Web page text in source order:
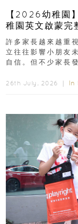
【2026幼稚園
稚園英文啟蒙完
許多家長越來越重
立往往影響小朋友
自信。但不少家長
26th July, 2026 ｜ In